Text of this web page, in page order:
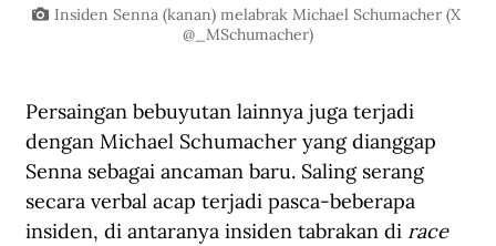
Insiden Senna (kanan) melabrak Michael Schumacher (X
@_MSchumacher)
Persaingan bebuyutan lainnya juga terjadi
dengan Michael Schumacher yang dianggap
Senna sebagai ancaman baru. Saling serang
secara verbal acap terjadi pasca-beberapa
insiden, di antaranya insiden tabrakan di race